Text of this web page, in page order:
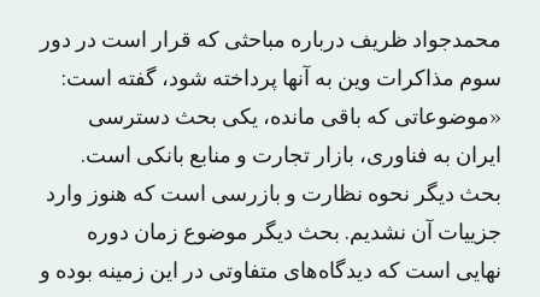
محمدجواد ظریف درباره مباحثی که قرار است در دور
سوم مذاکرات وین به آنها پرداخته شود، گفته است:
«موضوعاتی که باقی مانده، یکی بحث دسترسی
ایران به فناوری، بازار تجارت و منابع بانکی است.
بحث دیگر نحوه نظارت و بازرسی است که هنوز وارد
جزییات آن نشدیم. بحث دیگر موضوع زمان دوره
نهایی است که دیدگاه‌های متفاوتی در این زمینه بوده و